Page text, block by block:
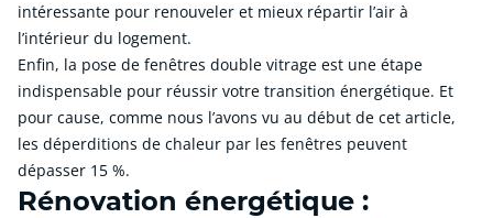
intéressante pour renouveler et mieux répartir l’air à
l’intérieur du logement.
Enfin, la pose de fenêtres double vitrage est une étape
indispensable pour réussir votre transition énergétique. Et
pour cause, comme nous l’avons vu au début de cet article,
les déperditions de chaleur par les fenêtres peuvent
dépasser 15 %.
Rénovation énergétique :